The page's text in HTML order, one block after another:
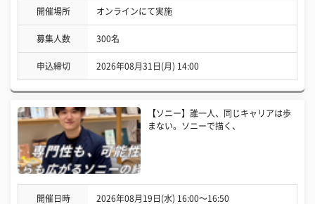
開催場所 オンラインにて実施
募集人数 300名
申込締切 2026年08月31日(月) 14:00
【ソニー】誰一人、同じキャリアは歩
まない。ソニーで描く、
開催日時 2026年08月19日(水) 16:00〜16:50